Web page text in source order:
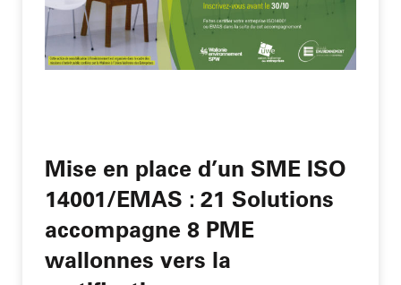
Mise en place d’un SME ISO
14001/EMAS : 21 Solutions
accompagne 8 PME
wallonnes vers la